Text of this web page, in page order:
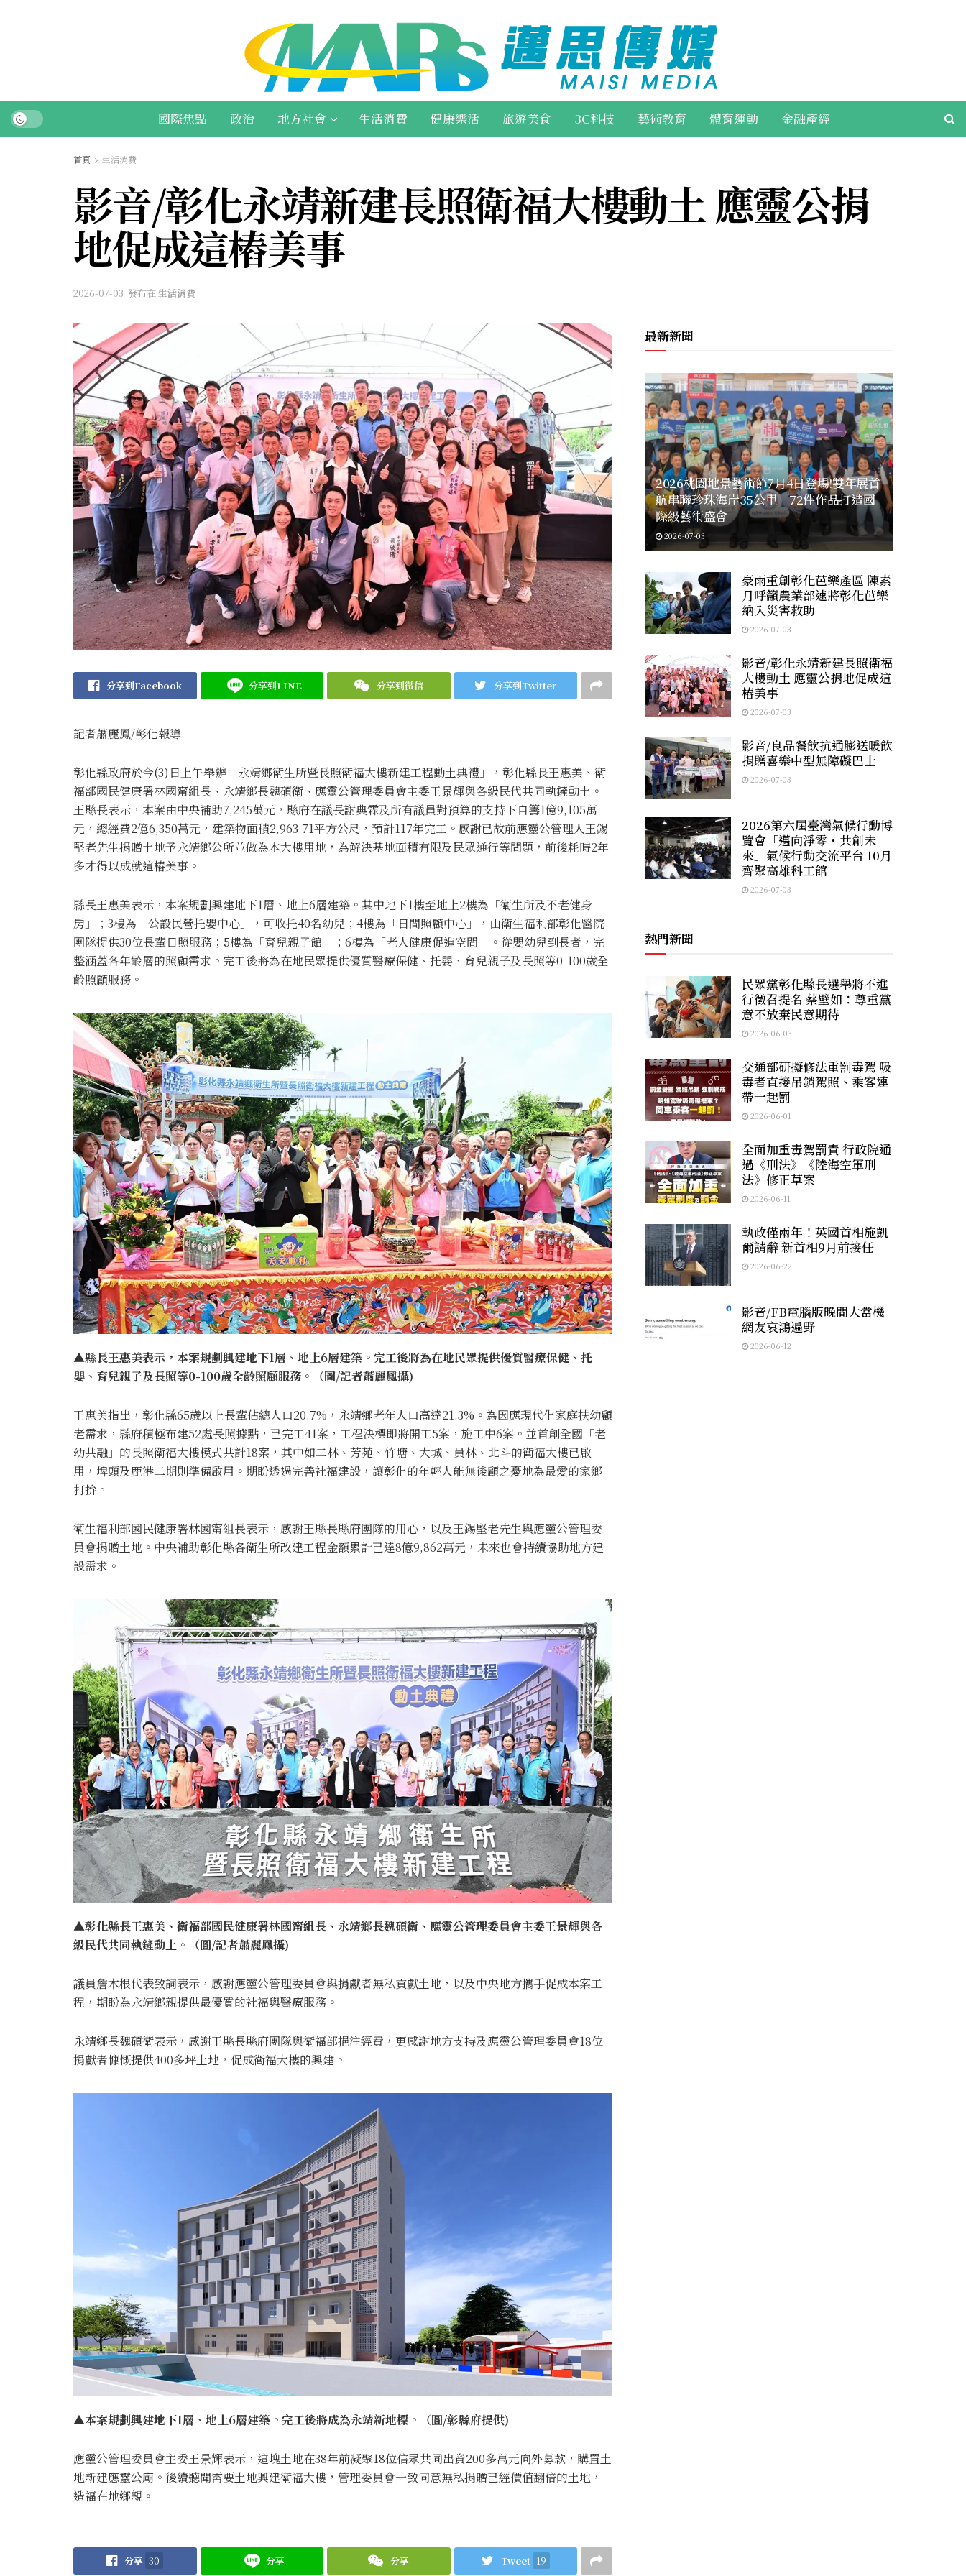
國際焦點 政治 地方社會 生活消費 健康樂活 旅遊美食 3C科技 藝術教育 體育運動 金融產經
首頁 生活消費
影音/彰化永靖新建長照衛福大樓動土 應靈公捐
地促成這樁美事
2026-07-03 發布在生活消費
分享到Facebook 分享到LINE 分享到微信 分享到Twitter
記者蕭麗鳳/彰化報導
彰化縣政府於今(3)日上午舉辦「永靖鄉衛生所暨長照衛福大樓新建工程動土典禮」，彰化縣長王惠美、衛
福部國民健康署林國甯組長、永靖鄉長魏碩衛、應靈公管理委員會主委王景輝與各級民代共同執鏟動土。
王縣長表示，本案由中央補助7,245萬元，縣府在議長謝典霖及所有議員對預算的支持下自籌1億9,105萬
元，總經費2億6,350萬元，建築物面積2,963.71平方公尺，預計117年完工。感謝已故前應靈公管理人王錫
堅老先生捐贈土地予永靖鄉公所並做為本大樓用地，為解決基地面積有限及民眾通行等問題，前後耗時2年
多才得以成就這樁美事。
縣長王惠美表示，本案規劃興建地下1層、地上6層建築。其中地下1樓至地上2樓為「衛生所及不老健身
房」；3樓為「公設民營托嬰中心」，可收托40名幼兒；4樓為「日間照顧中心」，由衛生福利部彰化醫院
團隊提供30位長輩日照服務；5樓為「育兒親子館」；6樓為「老人健康促進空間」。從嬰幼兒到長者，完
整涵蓋各年齡層的照顧需求。完工後將為在地民眾提供優質醫療保健、托嬰、育兒親子及長照等0-100歲全
齡照顧服務。
▲縣長王惠美表示，本案規劃興建地下1層、地上6層建築。完工後將為在地民眾提供優質醫療保健、托
嬰、育兒親子及長照等0-100歲全齡照顧服務。（圖/記者蕭麗鳳攝)
王惠美指出，彰化縣65歲以上長輩佔總人口20.7%，永靖鄉老年人口高達21.3%。為因應現代化家庭扶幼顧
老需求，縣府積極布建52處長照據點，已完工41案，工程決標即將開工5案，施工中6案。並首創全國「老
幼共融」的長照衛福大樓模式共計18案，其中如二林、芳苑、竹塘、大城、員林、北斗的衛福大樓已啟
用，埤頭及鹿港二期則準備啟用。期盼透過完善社福建設，讓彰化的年輕人能無後顧之憂地為最愛的家鄉
打拚。
衛生福利部國民健康署林國甯組長表示，感謝王縣長縣府團隊的用心，以及王錫堅老先生與應靈公管理委
員會捐贈土地。中央補助彰化縣各衛生所改建工程金額累計已達8億9,862萬元，未來也會持續協助地方建
設需求。
▲彰化縣長王惠美、衛福部國民健康署林國甯組長、永靖鄉長魏碩衛、應靈公管理委員會主委王景輝與各
級民代共同執鏟動土。（圖/記者蕭麗鳳攝)
議員詹木根代表致詞表示，感謝應靈公管理委員會與捐獻者無私貢獻土地，以及中央地方攜手促成本案工
程，期盼為永靖鄉親提供最優質的社福與醫療服務。
永靖鄉長魏碩衛表示，感謝王縣長縣府團隊與衛福部挹注經費，更感謝地方支持及應靈公管理委員會18位
捐獻者慷慨提供400多坪土地，促成衛福大樓的興建。
▲本案規劃興建地下1層、地上6層建築。完工後將成為永靖新地標。（圖/彰縣府提供)
應靈公管理委員會主委王景輝表示，這塊土地在38年前凝聚18位信眾共同出資200多萬元向外募款，購置土
地新建應靈公廟。後續聽聞需要土地興建衛福大樓，管理委員會一致同意無私捐贈已經價值翻倍的土地，
造福在地鄉親。
分享 30 分享 分享 Tweet 19
最新新聞
2026桃園地景藝術節7月4日登場!雙年展首
航串聯珍珠海岸35公里 72件作品打造國
際級藝術盛會
2026-07-03
豪雨重創彰化芭樂產區 陳素
月呼籲農業部速將彰化芭樂
納入災害救助
2026-07-03
影音/彰化永靖新建長照衛福
大樓動土 應靈公捐地促成這
樁美事
2026-07-03
影音/良品餐飲抗通膨送暖飲
捐贈喜樂中型無障礙巴士
2026-07-03
2026第六屆臺灣氣候行動博
覽會「邁向淨零・共創未
來」氣候行動交流平台 10月
齊聚高雄科工館
2026-07-03
熱門新聞
民眾黨彰化縣長選舉將不進
行徵召提名 蔡壁如：尊重黨
意不放棄民意期待
2026-06-03
交通部研擬修法重罰毒駕 吸
毒者直接吊銷駕照、乘客連
帶一起罰
2026-06-01
全面加重毒駕罰責 行政院通
過《刑法》《陸海空軍刑
法》修正草案
2026-06-11
執政僅兩年！英國首相施凱
爾請辭 新首相9月前接任
2026-06-22
影音/FB電腦版晚間大當機
網友哀鴻遍野
2026-06-12